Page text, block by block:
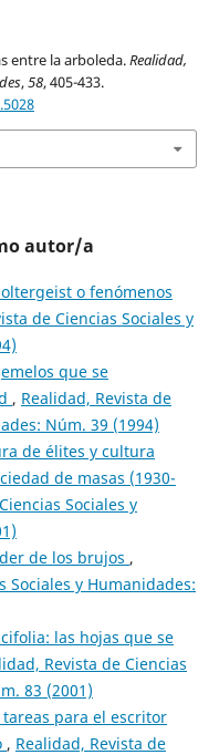
entre la arboleda.Realidad,
,58, 405-433.
autor/a
o fenómenos
de Ciencias Sociales y
que se
, Realidad, Revista de
Núm. 39 (1994)
de élites y cultura
de masas (1930-
Sociales y
de los brujos ,
Sociales y Humanidades:
las hojas que se
Revista de Ciencias
83 (2001)
tareas para el escritor
, Realidad, Revista de